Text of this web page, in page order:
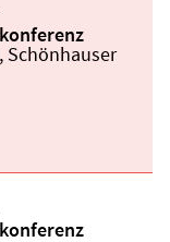
Schönhauser